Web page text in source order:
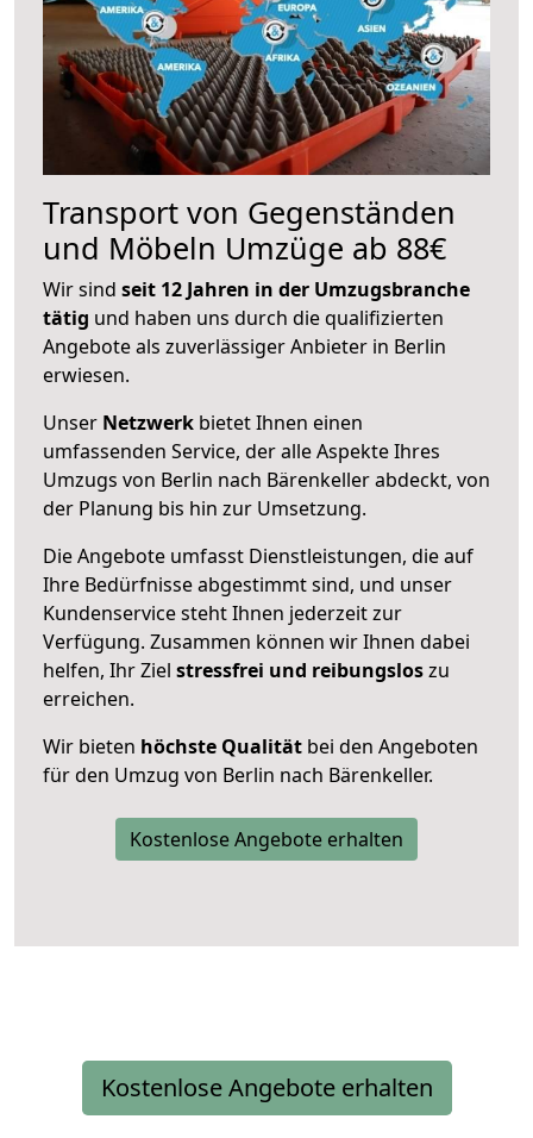
Transport von Gegenständen
und Möbeln Umzüge ab 88€
Wir sind seit 12 Jahren in der Umzugsbranche
tätig und haben uns durch die qualifizierten
Angebote als zuverlässiger Anbieter in Berlin
erwiesen.
Unser Netzwerk bietet Ihnen einen
umfassenden Service, der alle Aspekte Ihres
Umzugs von Berlin nach Bärenkeller abdeckt, von
der Planung bis hin zur Umsetzung.
Die Angebote umfasst Dienstleistungen, die auf
Ihre Bedürfnisse abgestimmt sind, und unser
Kundenservice steht Ihnen jederzeit zur
Verfügung. Zusammen können wir Ihnen dabei
helfen, Ihr Ziel stressfrei und reibungsloszu
erreichen.
Wir bieten höchste Qualität bei den Angeboten
für den Umzug von Berlin nach Bärenkeller.
Kostenlose Angebote erhalten
Kostenlose Angebote erhalten